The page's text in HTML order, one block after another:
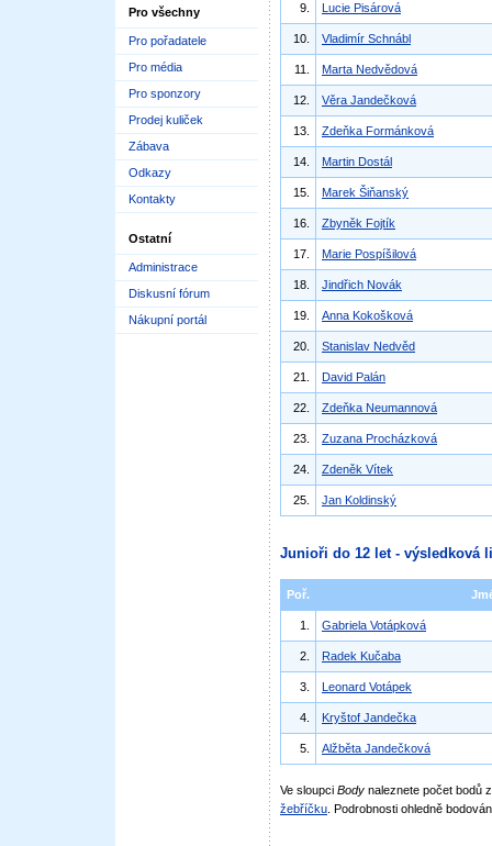
Pro všechny
Pro pořadatele
Pro média
Pro sponzory
Prodej kuliček
Zábava
Odkazy
Kontakty
Ostatní
Administrace
Diskusní fórum
Nákupní portál
9. Lucie Pisárová
10. Vladimír Schnábl
11. Marta Nedvědová
12. Věra Jandečková
13. Zdeňka Formánková
14. Martin Dostál
15. Marek Šiňanský
16. Zbyněk Fojtík
17. Marie Pospíšilová
18. Jindřich Novák
19. Anna Kokošková
20. Stanislav Nedvěd
21. David Palán
22. Zdeňka Neumannová
23. Zuzana Procházková
24. Zdeněk Vítek
25. Jan Koldinský
Junioři do 12 let - výsledková
Poř.
1. Gabriela Votápková
2. Radek Kučaba
3. Leonard Votápek
4. Kryštof Jandečka
5. Alžběta Jandečková
Ve sloupci Body naleznete počet bodů
žebříčku . Podrobnosti ohledně